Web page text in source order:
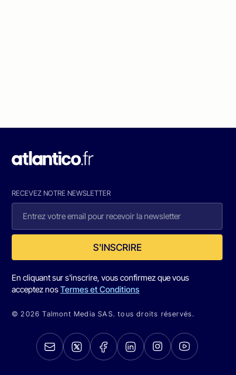
RECEVEZ NOTRE NEWSLETTER
S'INSCRIRE
En cliquant sur s'inscrire, vous confirmez que vous
acceptez nosTermes et Conditions
© 2026 Talmont Media SAS. tous droits réservés.